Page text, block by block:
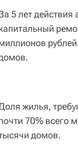
5 лет
жилья,
70% всего
домов.